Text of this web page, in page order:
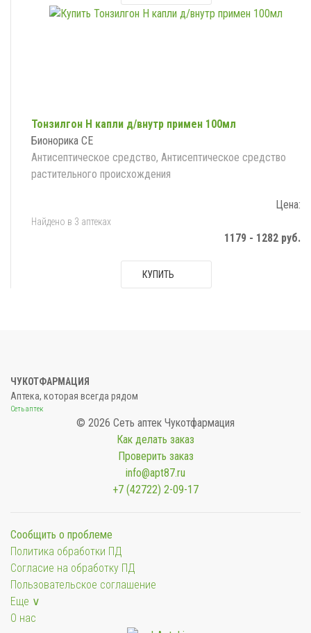
Тонзилгон Н капли д/внутр примен 100мл
Бионорика СЕ
Антисептическое средство, Антисептическое средство
растительного происхождения
Цена:
Найдено в 3 аптеках
1179 - 1282 руб.
КУПИТЬ
ЧУКОТФАРМАЦИЯ
Аптека, которая всегда рядом
Сеть аптек
© 2026 Сеть аптек Чукотфармация
Как делать заказ
Проверить заказ
info@apt87.ru
+7 (42722) 2-09-17
Сообщить о проблеме
Политика обработки ПД
Согласие на обработку ПД
Пользовательское соглашение
Еще ∨
О нас